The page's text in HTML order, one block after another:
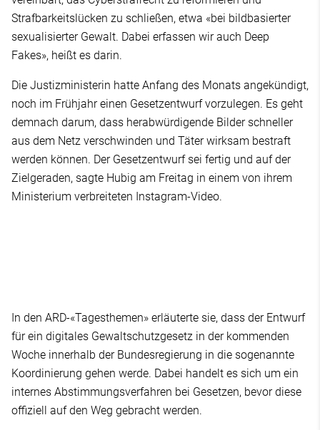
Strafbarkeitslücken zu schließen, etwa «bei bildbasierter
sexualisierter Gewalt. Dabei erfassen wir auch Deep
Fakes», heißt es darin.
Die Justizministerin hatte Anfang des Monats angekündigt,
noch im Frühjahr einen Gesetzentwurf vorzulegen. Es geht
demnach darum, dass herabwürdigende Bilder schneller
aus dem Netz verschwinden und Täter wirksam bestraft
werden können. Der Gesetzentwurf sei fertig und auf der
Zielgeraden, sagte Hubig am Freitag in einem von ihrem
Ministerium verbreiteten Instagram-Video.
In den ARD-«Tagesthemen» erläuterte sie, dass der Entwurf
für ein digitales Gewaltschutzgesetz in der kommenden
Woche innerhalb der Bundesregierung in die sogenannte
Koordinierung gehen werde. Dabei handelt es sich um ein
internes Abstimmungsverfahren bei Gesetzen, bevor diese
offiziell auf den Weg gebracht werden.